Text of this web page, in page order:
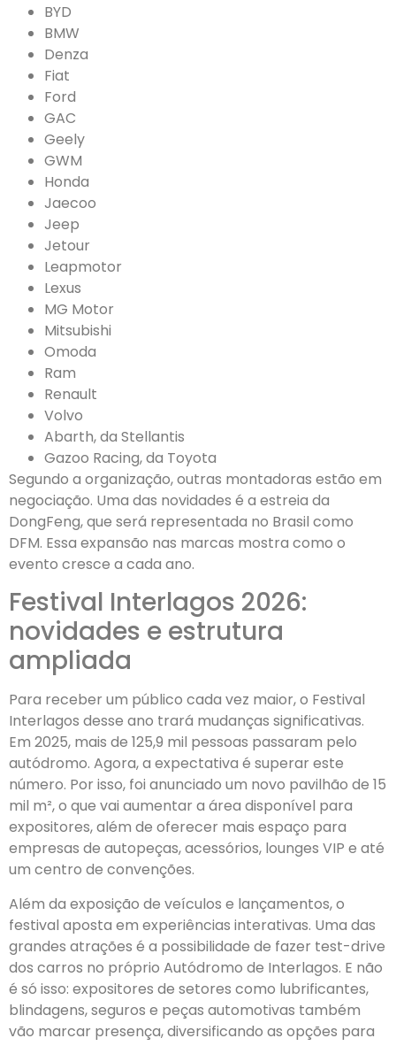
BYD
BMW
Denza
Fiat
Ford
GAC
Geely
GWM
Honda
Jaecoo
Jeep
Jetour
Leapmotor
Lexus
MG Motor
Mitsubishi
Omoda
Ram
Renault
Volvo
Abarth, da Stellantis
Gazoo Racing, da Toyota
Segundo a organização, outras montadoras estão em
negociação. Uma das novidades é a estreia da
DongFeng, que será representada no Brasil como
DFM. Essa expansão nas marcas mostra como o
evento cresce a cada ano.
Festival Interlagos 2026:
novidades e estrutura
ampliada
Para receber um público cada vez maior, o Festival
Interlagos desse ano trará mudanças significativas.
Em 2025, mais de 125,9 mil pessoas passaram pelo
autódromo. Agora, a expectativa é superar este
número. Por isso, foi anunciado um novo pavilhão de 15
mil m², o que vai aumentar a área disponível para
expositores, além de oferecer mais espaço para
empresas de autopeças, acessórios, lounges VIP e até
um centro de convenções.
Além da exposição de veículos e lançamentos, o
festival aposta em experiências interativas. Uma das
grandes atrações é a possibilidade de fazer test-drive
dos carros no próprio Autódromo de Interlagos. E não
é só isso: expositores de setores como lubrificantes,
blindagens, seguros e peças automotivas também
vão marcar presença, diversificando as opções para